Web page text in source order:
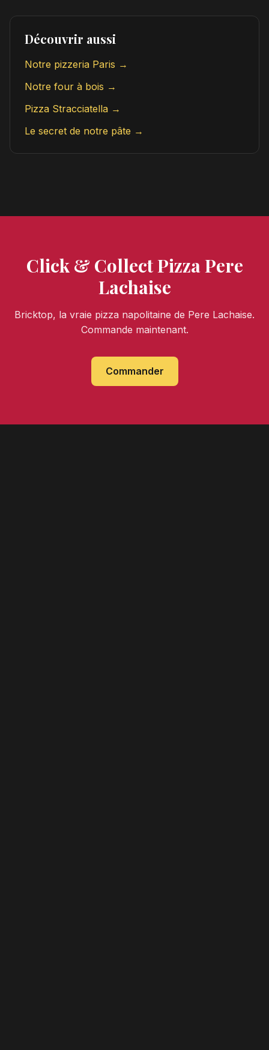
Découvrir aussi
Notre pizzeria Paris →
Notre four à bois →
Pizza Stracciatella →
Le secret de notre pâte →
Click & Collect Pizza Pere
Lachaise
Bricktop, la vraie pizza napolitaine de Pere Lachaise.
Commande maintenant.
Commander